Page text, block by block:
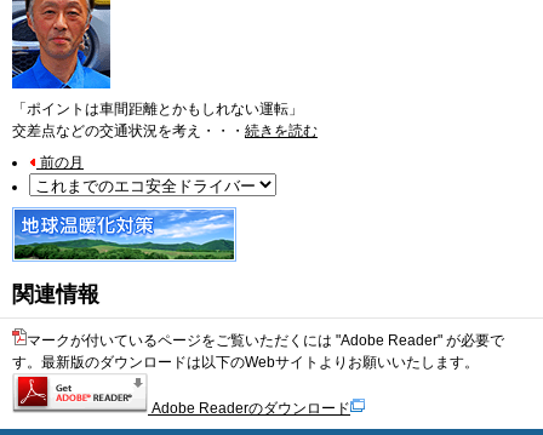
「ポイントは車間距離とかもしれない運転」
交差点などの交通状況を考え・・・ 続きを読む
前の月
関連情報
マークが付いているページをご覧いただくには "Adobe Reader" が必要で
す。最新版のダウンロードは以下のWebサイトよりお願いいたします。
Adobe Readerのダウンロード